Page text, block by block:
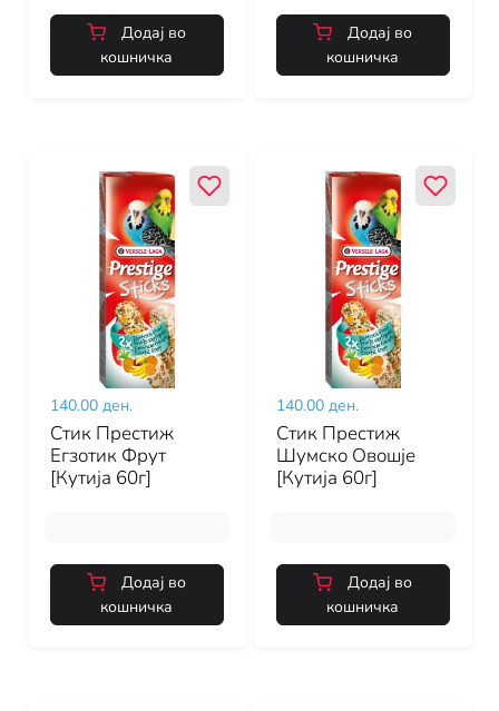
Додај во
кошничка
Додај во
кошничка
140.00 ден.
Стик Престиж
Егзотик Фрут
[Кутија 60г]
Додај во
кошничка
140.00 ден.
Стик Престиж
Шумско Овошје
[Кутија 60г]
Додај во
кошничка